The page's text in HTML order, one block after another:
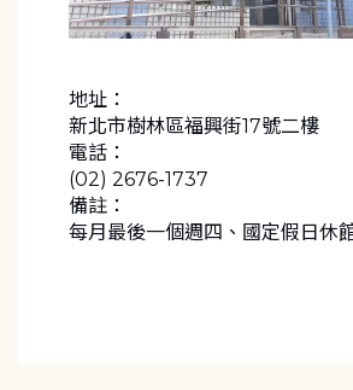
地址：
新北市樹林區福興街17號二樓
電話：
(02) 2676-1737
備註：
每月最後一個週四、國定假日休